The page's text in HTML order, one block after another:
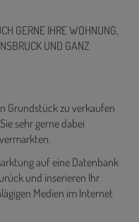
GERNE IHRE WOHNUNG,
UND GANZ
Grundstück zu verkaufen
sehr gerne dabei
auf eine Datenbank
und inserieren Ihr
Medien im Internet